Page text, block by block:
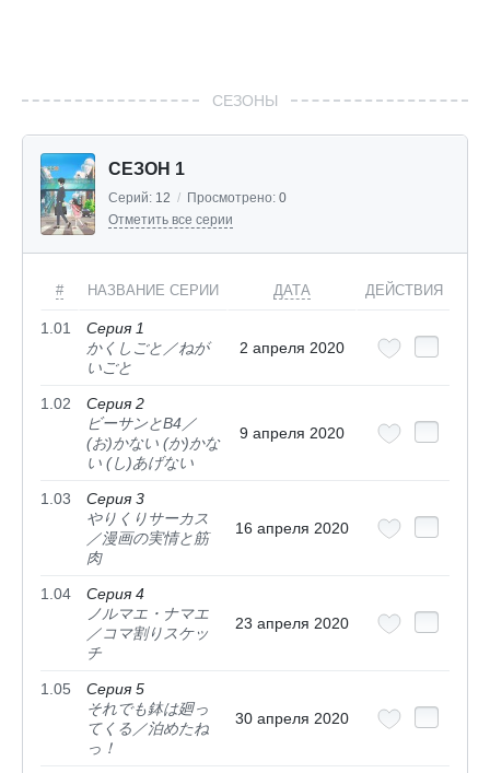
СЕЗОНЫ
СЕЗОН 1
Серий: 12 / Просмотрено: 0
Отметить все серии
# НАЗВАНИЕ СЕРИИ ДАТА ДЕЙСТВИЯ
1.01
Серия 1
かくしごと／ねが
いごと
2 апреля 2020
1.02
Серия 2
ビーサンとB4／
(お)かない (か)かな
い (し)あげない
9 апреля 2020
1.03
Серия 3
やりくりサーカス
／漫画の実情と筋
肉
16 апреля 2020
1.04
Серия 4
ノルマエ・ナマエ
／コマ割りスケッ
チ
23 апреля 2020
1.05
Серия 5
それでも鉢は廻っ
てくる／泊めたね
っ！
30 апреля 2020